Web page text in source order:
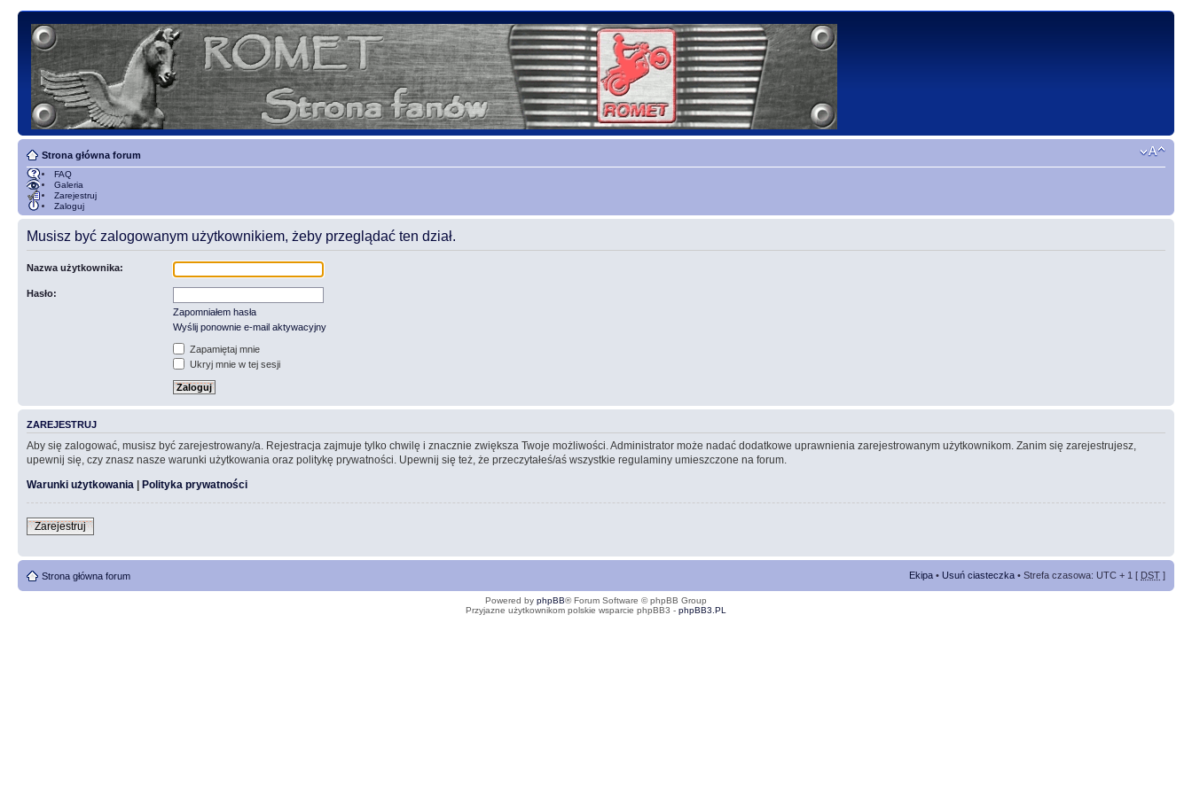
Strona główna forum
FAQ
Galeria
Zarejestruj
Zaloguj
Musisz być zalogowanym użytkownikiem, żeby przeglądać ten dział.
Nazwa użytkownika:
Hasło:
Zapomniałem hasła
Wyślij ponownie e-mail aktywacyjny
Zapamiętaj mnie
Ukryj mnie w tej sesji
ZAREJESTRUJ
Aby się zalogować, musisz być zarejestrowany/a. Rejestracja zajmuje tylko chwilę i znacznie zwiększa Twoje możliwości. Administrator może nadać dodatkowe uprawnienia zarejestrowanym użytkownikom. Zanim się zarejestrujesz,
upewnij się, czy znasz nasze warunki użytkowania oraz politykę prywatności. Upewnij się też, że przeczytałeś/aś wszystkie regulaminy umieszczone na forum.
Warunki użytkowania | Polityka prywatności
Zarejestruj
Strona główna forum Ekipa • Usuń ciasteczka • Strefa czasowa: UTC + 1 [ DST ]
Powered by phpBB® Forum Software © phpBB Group
Przyjazne użytkownikom polskie wsparcie phpBB3 - phpBB3.PL